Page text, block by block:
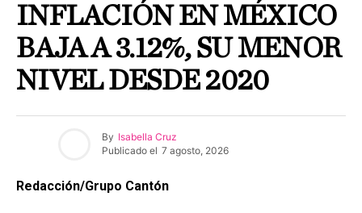
INFLACIÓN EN MÉXICO
BAJA A 3.12%, SU MENOR
NIVEL DESDE 2020
By Isabella Cruz
Publicado el 7 agosto, 2026
Redacción/Grupo Cantón